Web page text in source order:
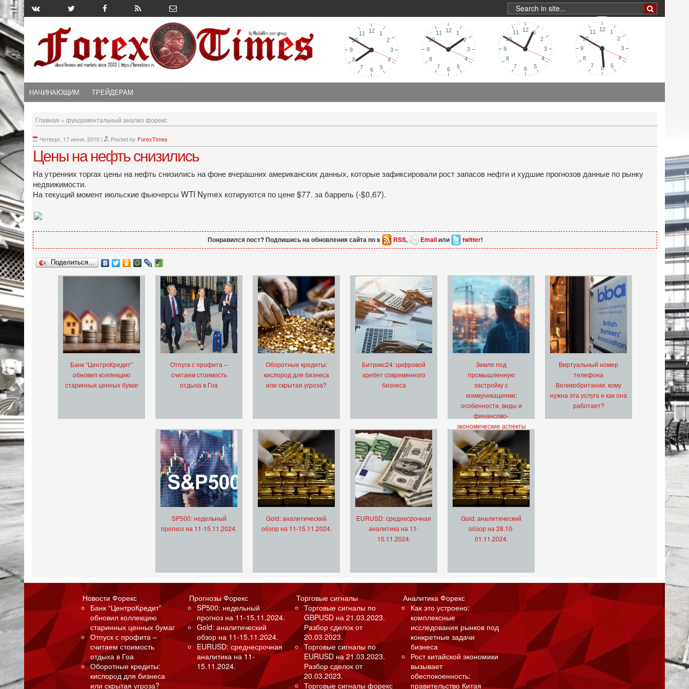
НАЧИНАЮЩИМ ТРЕЙДЕРАМ
Главная » фундаментальный анализ форекс
Четверг, 17 июня, 2010 | Posted by ForexTimes
Цены на нефть снизились
На утренних торгах цены на нефть снизились на фоне вчерашних американских данных, которые зафиксировали рост запасов нефти и худшие прогнозов данные по рынку
недвижимости.
На текущий момент июльские фьючерсы WTI Nymex котируются по цене $77. за баррель (-$0,67).
Понравился пост? Подпишись на обновления сайта по s RSS, Emailили twitter!
Поделиться…
Банк “ЦентроКредит”
обновил коллекцию
старинных ценных бумаг
Отпуск с профита –
считаем стоимость
отдыха в Гоа
Оборотные кредиты:
кислород для бизнеса
или скрытая угроза?
Битрикс24: цифровой
хребет современного
бизнеса
Земля под
промышленную
застройку с
коммуникациями:
особенности, виды и
финансово-
экономические аспекты
Виртуальный номер
телефона
Великобритании: кому
нужна эта услуга и как она
работает?
SP500: недельный
прогноз на 11-15.11.2024.
Gold: аналитический
обзор на 11-15.11.2024.
EURUSD: среднесрочная
аналитика на 11-
15.11.2024.
Gold: аналитический
обзор на 28.10-
01.11.2024.
Новости Форекс
Банк “ЦентроКредит”
обновил коллекцию
старинных ценных бумаг
Отпуск с профита –
считаем стоимость
отдыха в Гоа
Оборотные кредиты:
кислород для бизнеса
или скрытая угроза?
Прогнозы Форекс
SP500: недельный
прогноз на 11-15.11.2024.
Gold: аналитический
обзор на 11-15.11.2024.
EURUSD: среднесрочная
аналитика на 11-
15.11.2024.
Торговые сигналы
Торговые сигналы по
GBPUSD на 21.03.2023.
Разбор сделок от
20.03.2023.
Торговые сигналы по
EURUSD на 21.03.2023.
Разбор сделок от
20.03.2023.
Торговые сигналы форекс
Аналитика Форекс
Как это устроено:
комплексные
исследования рынков под
конкретные задачи
бизнеса
Рост китайской экономики
вызывает
обеспокоенность:
правительство Китая